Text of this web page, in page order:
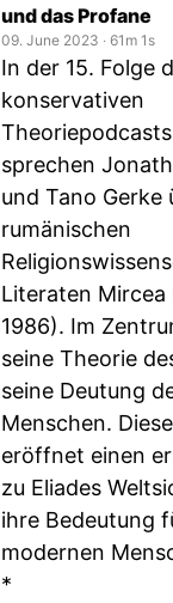
und das Profane
09. June 2023 ‧ 61m 1s
In der 15. Folge
konservativen
sprechen
und Tano Gerke
rumänischen
Literaten Mircea
1986). Im
seine Theorie
seine Deutung
Menschen.
eröffnet einen
zu Eliades
ihre Bedeutung
modernen
*